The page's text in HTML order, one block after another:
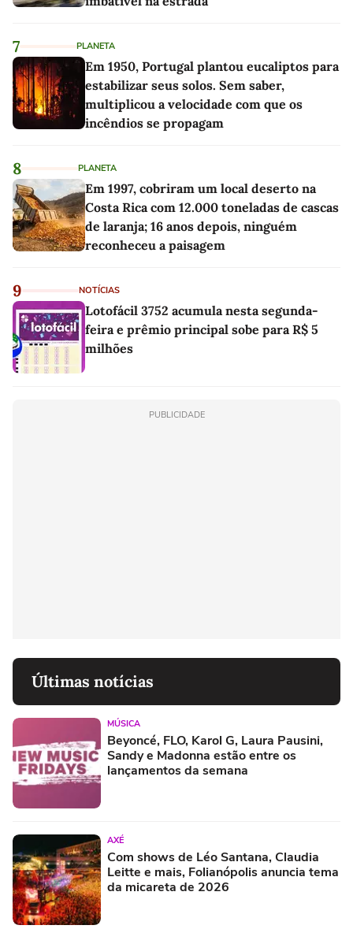
7 PLANETA
Em 1950, Portugal plantou eucaliptos para
estabilizar seus solos. Sem saber,
multiplicou a velocidade com que os
incêndios se propagam
8 PLANETA
Em 1997, cobriram um local deserto na
Costa Rica com 12.000 toneladas de cascas
de laranja; 16 anos depois, ninguém
reconheceu a paisagem
9 NOTÍCIAS
Lotofácil 3752 acumula nesta segunda-
feira e prêmio principal sobe para R$ 5
milhões
PUBLICIDADE
Últimas notícias
MÚSICA
Beyoncé, FLO, Karol G, Laura Pausini,
Sandy e Madonna estão entre os
lançamentos da semana
AXÉ
Com shows de Léo Santana, Claudia
Leitte e mais, Folianópolis anuncia tema
da micareta de 2026